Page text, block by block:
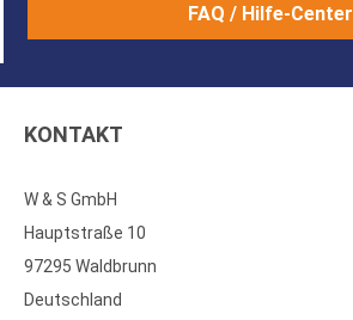
FAQ / Hilfe-Center
KONTAKT
W & S GmbH
Hauptstraße 10
97295 Waldbrunn
Deutschland